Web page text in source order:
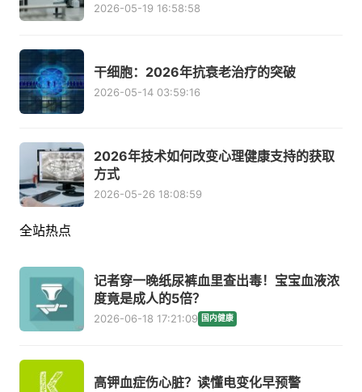
2026-05-19 16:58:58
干细胞：2026年抗衰老治疗的突破
2026-05-14 03:59:16
2026年技术如何改变心理健康支持的获取
方式
2026-05-26 18:08:59
全站热点
记者穿一晚纸尿裤血里查出毒！宝宝血液浓
度竟是成人的5倍？
2026-06-18 17:21:09 国内健康
高钾血症伤心脏？读懂电变化早预警